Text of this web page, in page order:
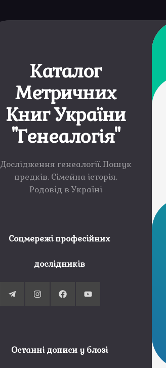
Каталог
Метричних
Книг України
"Генеалогія"
Дослідження генеалогії. Пошук
предків. Сімейна історія.
Родовід в Україні
Соцмережі професійних
дослідників
Останні дописи у блозі